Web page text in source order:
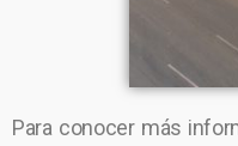
Para conocer más